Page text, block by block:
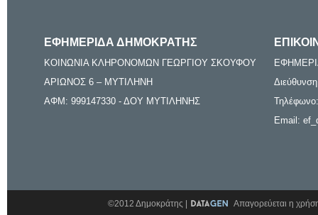
ΕΦΗΜΕΡΙΔΑ ΔΗΜΟΚΡΑΤΗΣ
ΚΟΙΝΩΝΙΑ ΚΛΗΡΟΝΟΜΩΝ ΓΕΩΡΓΙΟΥ ΣΚΟΥΦΟΥ
ΑΡΙΩΝΟΣ 6 – ΜΥΤΙΛΗΝΗ
ΑΦΜ: 999147330 - ΔΟΥ ΜΥΤΙΛΗΝΗΣ
Email:
©2012 Δημοκράτης | Απαγορεύεται η